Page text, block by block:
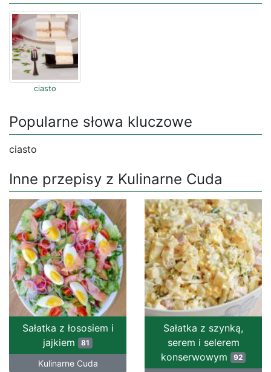
ciasto
Popularne słowa kluczowe
ciasto
Inne przepisy z Kulinarne Cuda
Sałatka z łososiem i
jajkiem 81
Kulinarne Cuda
Sałatka z szynką,
serem i selerem
konserwowym
92